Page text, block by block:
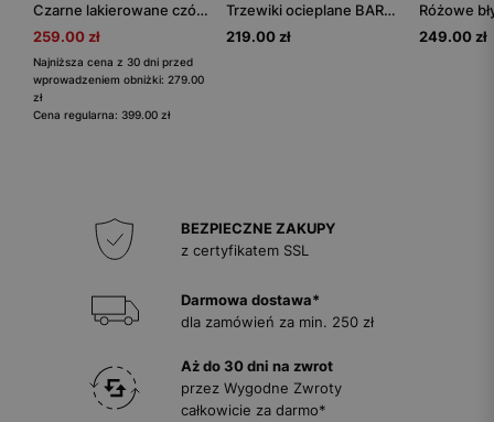
Czarne lakierowane czółenka damskie na szerokim obcasie
259.00 zł
Najniższa cena z 30 dni przed
wprowadzeniem obniżki: 279.00
zł
Cena regularna: 399.00 zł
Trzewiki ocieplane BARTEK 1166-1UPP, dla chłopców, niebieski
219.00 zł
249.00 zł
BEZPIECZNE ZAKUPY
z certyfikatem SSL
Darmowa dostawa*
dla zamówień za min. 250 zł
Aż do 30 dni na zwrot
przez Wygodne Zwroty
całkowicie za darmo*